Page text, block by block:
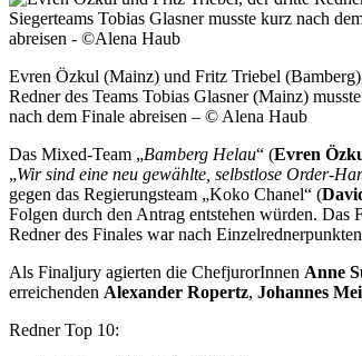
Evren Özkul (Mainz) und Fritz Triebel
Redner des Teams Tobias Glasner (Mainz)
nach dem Finale abreisen – © Alena Haub
Das Mixed-Team „Bamberg Helau“ (Evren
„Wir sind eine neu gewählte, selbstlose Order-
gegen das Regierungsteam „Koko Chanel“ (
Folgen durch den Antrag entstehen würden.
Redner des Finales war nach
Als Finaljury agierten die ChefjurorInnen Anne
erreichenden Alexander Ropertz, Johannes
Redner Top 10: